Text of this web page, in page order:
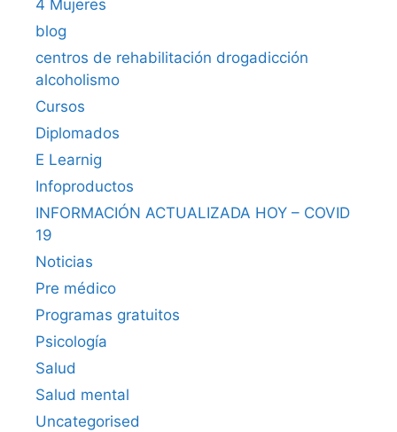
4 Mujeres
blog
centros de rehabilitación drogadicción
alcoholismo
Cursos
Diplomados
E Learnig
Infoproductos
INFORMACIÓN ACTUALIZADA HOY – COVID
19
Noticias
Pre médico
Programas gratuitos
Psicología
Salud
Salud mental
Uncategorised